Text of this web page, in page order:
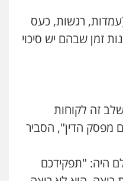
רגשות, כעס
זמן שבהם יש סיכוי
זה לקוחות
מפסק הדין", הסביר
היה: "תפקידכם